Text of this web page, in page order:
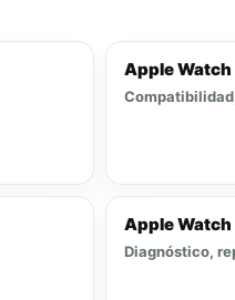
Apple Watch
Apple
Diagnóstico,